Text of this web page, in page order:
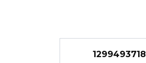
1299493718